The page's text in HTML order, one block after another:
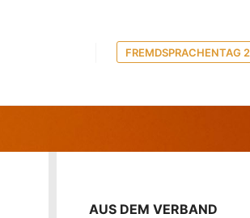
FREMDSPRACHENTAG
AUS DEM VERBAND